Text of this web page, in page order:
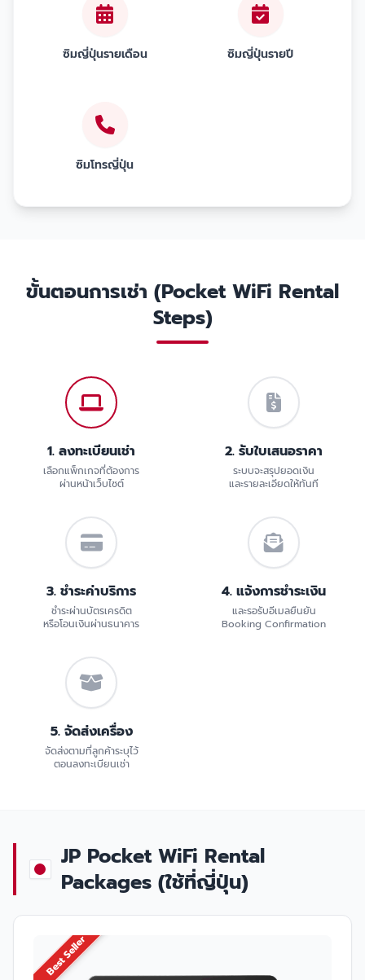
ซิมญี่ปุ่นรายเดือน ซิมญี่ปุ่นรายปี
ซิมโทรญี่ปุ่น
ขั้นตอนการเช่า (Pocket WiFi Rental
Steps)
1. ลงทะเบียนเช่า
เลือกแพ็กเกจที่ต้องการ
ผ่านหน้าเว็บไซต์
2. รับใบเสนอราคา
ระบบจะสรุปยอดเงิน
และรายละเอียดให้ทันที
3. ชำระค่าบริการ
ชำระผ่านบัตรเครดิต
หรือโอนเงินผ่านธนาคาร
4. แจ้งการชำระเงิน
และรอรับอีเมลยืนยัน
Booking Confirmation
5. จัดส่งเครื่อง
จัดส่งตามที่ลูกค้าระบุไว้
ตอนลงทะเบียนเช่า
JP Pocket WiFi Rental
Packages (ใช้ที่ญี่ปุ่น)
Best Seller